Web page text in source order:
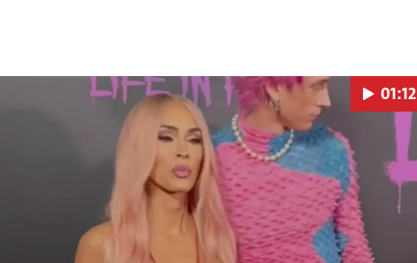
Pokretanje videa...
01:12